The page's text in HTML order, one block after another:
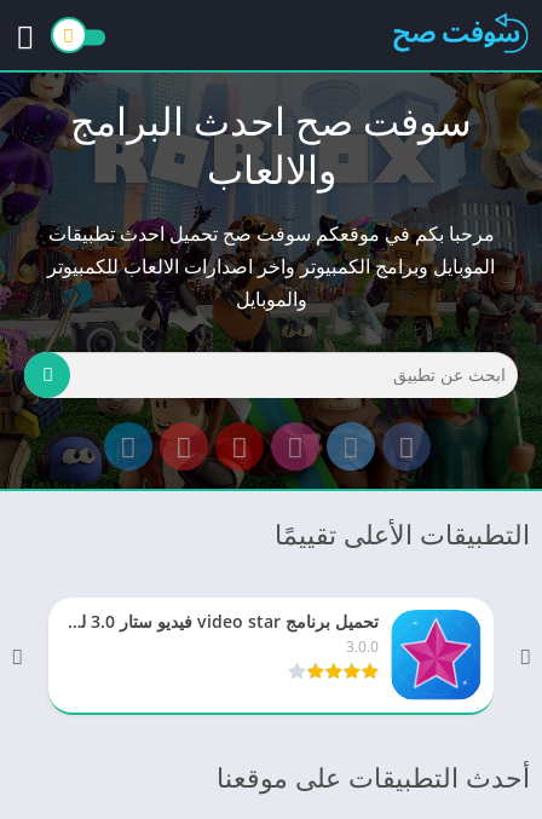
سوفت صح احدث البرامج
والالعاب
مرحبا بكم في موقعكم سوفت صح تحميل احدث تطبيقات
الموبايل وبرامج الكمبيوتر واخر اصدارات الالعاب للكمبيوتر
والموبايل
التطبيقات الأعلى تقييمًا
تحميل برنامج video star فيديو ستار 3.0 للاندرويد والايفون الأصلي اخر اصدار
3.0.0
أحدث التطبيقات على موقعنا